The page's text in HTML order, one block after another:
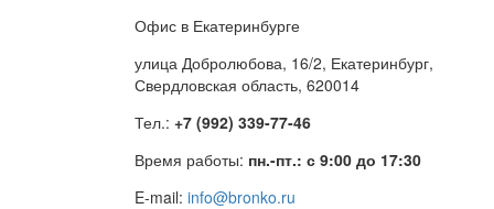
Офис в Екатеринбурге
улица Добролюбова, 16/2, Екатеринбург,
Свердловская область, 620014
Тел.: +7 (992) 339-77-46
Время работы: пн.-пт.: с 9:00 до 17:30
E-mail: info@bronko.ru